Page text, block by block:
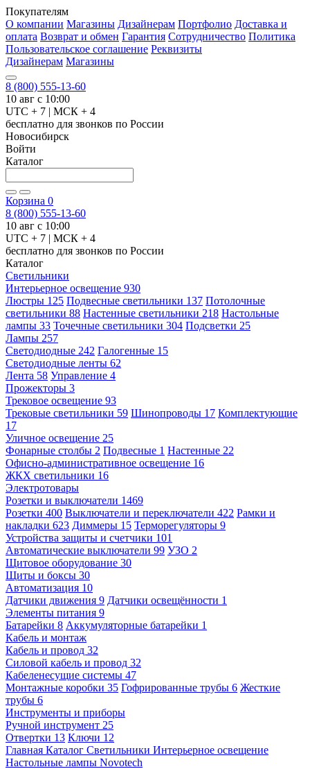
Покупателям
О компании Магазины Дизайнерам Портфолио Доставка и
оплата Возврат и обмен Гарантия Сотрудничество Политика
Пользовательское соглашение Реквизиты
Дизайнерам Магазины
8 (800) 555-13-60
10 авг с 10:00
UTC + 7 | МСК + 4
бесплатно для звонков по России
Новосибирск
Войти
Каталог
Корзина 0
8 (800) 555-13-60
10 авг с 10:00
UTC + 7 | МСК + 4
бесплатно для звонков по России
Каталог
Светильники
Интерьерное освещение 930
Люстры 125 Подвесные светильники 137 Потолочные
светильники 88 Настенные светильники 218 Настольные
лампы 33 Точечные светильники 304 Подсветки 25
Лампы 257
Светодиодные 242 Галогенные 15
Светодиодные ленты 62
Лента 58 Управление 4
Прожекторы 3
Трековое освещение 93
Трековые светильники 59 Шинопроводы 17 Комплектующие
17
Уличное освещение 25
Фонарные столбы 2 Подвесные 1 Настенные 22
Офисно-административное освещение 16
ЖКХ светильники 16
Электротовары
Розетки и выключатели 1469
Розетки 400 Выключатели и переключатели 422 Рамки и
накладки 623 Диммеры 15 Терморегуляторы 9
Устройства защиты и счетчики 101
Автоматические выключатели 99 УЗО 2
Щитовое оборудование 30
Щиты и боксы 30
Автоматизация 10
Датчики движения 9 Датчики освещённости 1
Элементы питания 9
Батарейки 8 Аккумуляторные батарейки 1
Кабель и монтаж
Кабель и провод 32
Силовой кабель и провод 32
Кабеленесущие системы 47
Монтажные коробки 35 Гофрированные трубы 6 Жесткие
трубы 6
Инструменты и приборы
Ручной инструмент 25
Отвертки 13 Ключи 12
Главная Каталог Светильники Интерьерное освещение
Настольные лампы Novotech